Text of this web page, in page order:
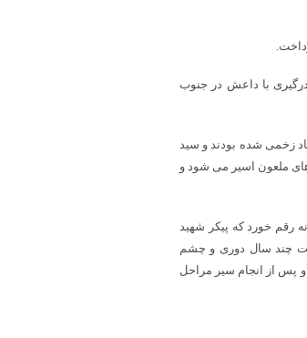
اعزام مى شود که در حین عملیاتى ویژه در منطقه (۱۲۰)، در درگیری با داعش در جنوب
زخمى شده بودند و سید
ملعون اسیر مى شود و
مازندران اینگونه رقم خورد که پیکر شهید
چند سال دورى و چشم
پس از انجام سیر مراحل